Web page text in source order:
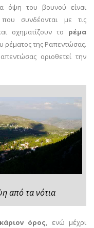
όψη του βουνού είναι
συνδέονται με τις
σχηματίζουν το ρέμα
ρέματος της Ραπεντώσας.
οριοθετεί την
από τα νότια
όρος, ενώ μέχρι